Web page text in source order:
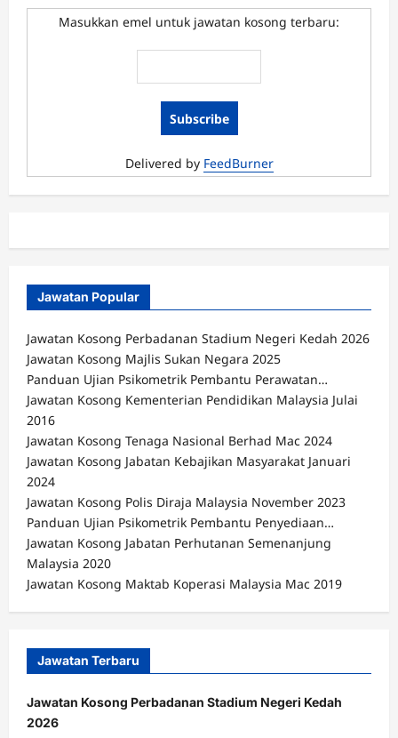
Kosong
Majlis
Bandaraya
Alam
Masukkan emel untuk jawatan kosong terbaru:
Delivered by FeedBurner
Jawatan Popular
Jawatan Kosong Perbadanan Stadium Negeri Kedah 2026
Jawatan Kosong Majlis Sukan Negara 2025
Panduan Ujian Psikometrik Pembantu Perawatan…
Jawatan Kosong Kementerian Pendidikan Malaysia Julai
2016
Jawatan Kosong Tenaga Nasional Berhad Mac 2024
Jawatan Kosong Jabatan Kebajikan Masyarakat Januari
2024
Jawatan Kosong Polis Diraja Malaysia November 2023
Panduan Ujian Psikometrik Pembantu Penyediaan…
Jawatan Kosong Jabatan Perhutanan Semenanjung
Malaysia 2020
Jawatan Kosong Maktab Koperasi Malaysia Mac 2019
Jawatan Terbaru
Jawatan Kosong Perbadanan Stadium Negeri Kedah
2026